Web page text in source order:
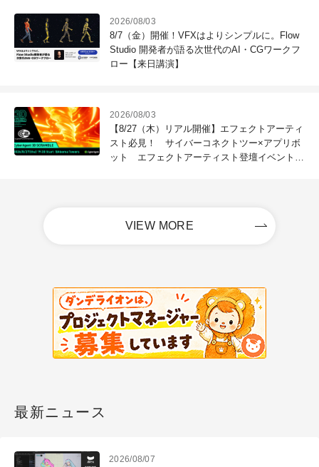
2026/08/03
8/7（金）開催！VFXはよりシンプルに。Flow
Studio 開発者が語る次世代のAI・CGワークフ
ロー【来日講演】
2026/08/03
【8/27（木）リアル開催】エフェクトアーティ
スト必見！ サイバーコネクトツー×アプリボ
ット エフェクトアーティスト登壇イベントを
VIEW MORE
最新ニュース
2026/08/07